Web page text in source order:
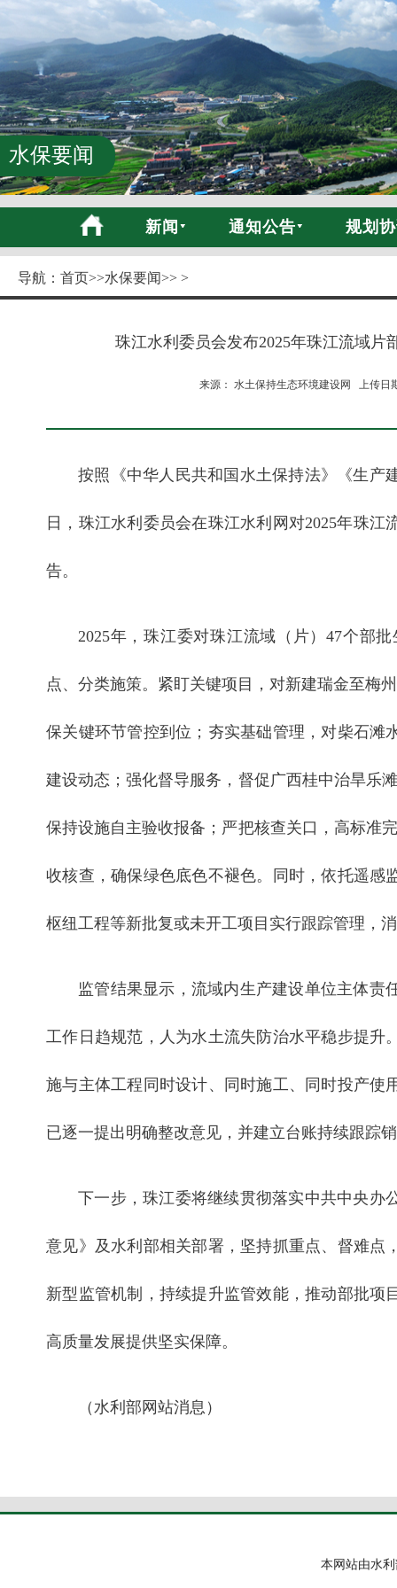
水保要闻
新闻 通知公告 规划
导航： 首页>>水保要闻>> >
珠江水利委员会发布2025年珠江流域
来源： 水土保持生态环境建设网 上传日
按照《中华人民共和国水土保持法》《生产
日，珠江水利委员会在珠江水利网对2025年珠
告。
2025年，珠江委对珠江流域（片）47个部
点、分类施策。紧盯关键项目，对新建瑞金至梅
保关键环节管控到位；夯实基础管理，对柴石滩
建设动态；强化督导服务，督促广西桂中治旱乐
保持设施自主验收报备；严把核查关口，高标准
收核查，确保绿色底色不褪色。同时，依托遥感
枢纽工程等新批复或未开工项目实行跟踪管理，
监管结果显示，流域内生产建设单位主体责
工作日趋规范，人为水土流失防治水平稳步提升
施与主体工程同时设计、同时施工、同时投产使
已逐一提出明确整改意见，并建立台账持续跟踪
下一步，珠江委将继续贯彻落实中共中央办
意见》及水利部相关部署，坚持抓重点、督难点
新型监管机制，持续提升监管效能，推动部批
高质量发展提供坚实保障。
（水利部网站消息）
本网站由水